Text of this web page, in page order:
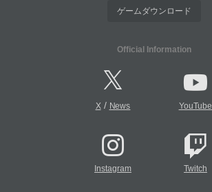
ゲームダウンロード
Official Information
X/ News YouTube
Instagram Twitch